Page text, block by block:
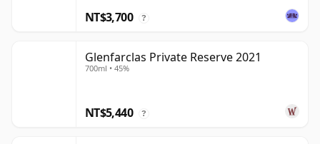
NT$3,700 ?
Glenfarclas Private Reserve 2021
700ml • 45%
NT$5,440 ?